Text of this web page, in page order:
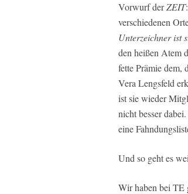
Vorwurf derZEIT
verschiedenen
Unterzeichner ist
den heißen Atem
fette Prämie dem,
Vera Lengsfeld
ist sie wieder
nicht besser
eine
Und so geht es
Wir haben bei TE